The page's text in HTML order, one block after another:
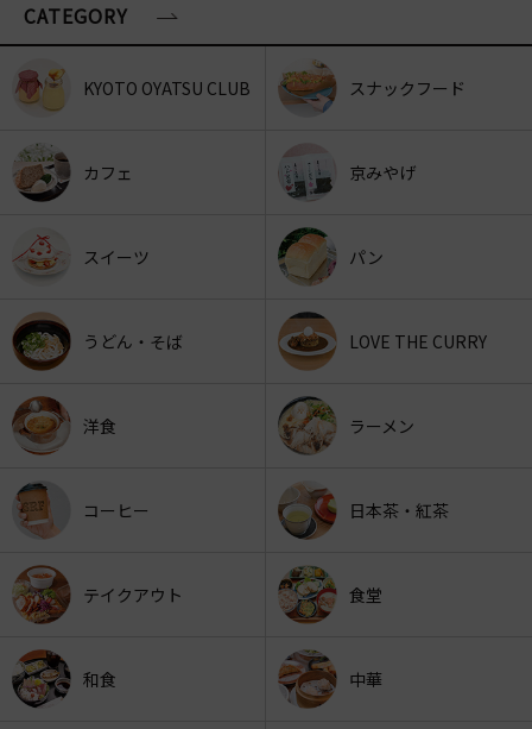
CATEGORY
KYOTO OYATSU CLUB スナックフード
カフェ 京みやげ
スイーツ パン
うどん・そば LOVE THE CURRY
洋食 ラーメン
コーヒー 日本茶・紅茶
テイクアウト 食堂
和食 中華